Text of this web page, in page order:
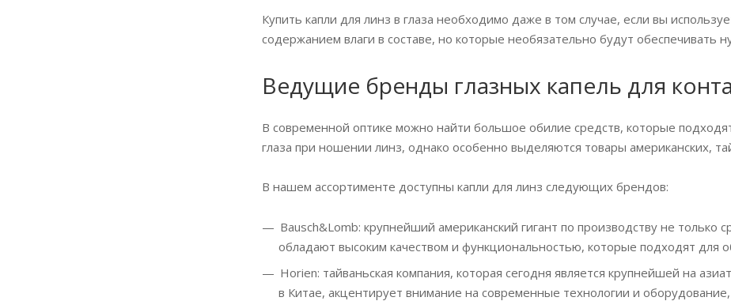
Купить капли для линз в глаза необходимо даже в том случае, если вы
содержанием влаги в составе, но которые необязательно будут обеспечивать
Ведущие бренды глазных капель для
В современной оптике можно найти большое обилие средств, которые
глаза при ношении линз, однако особенно выделяются товары американских,
В нашем ассортименте доступны капли для линз следующих брендов:
Bausch&Lomb: крупнейший американский гигант по производству не только
обладают высоким качеством и функциональностью, которые подходят для
Horien: тайваньская компания, которая сегодня является крупнейшей на
в Китае, акцентирует внимание на современные технологии и